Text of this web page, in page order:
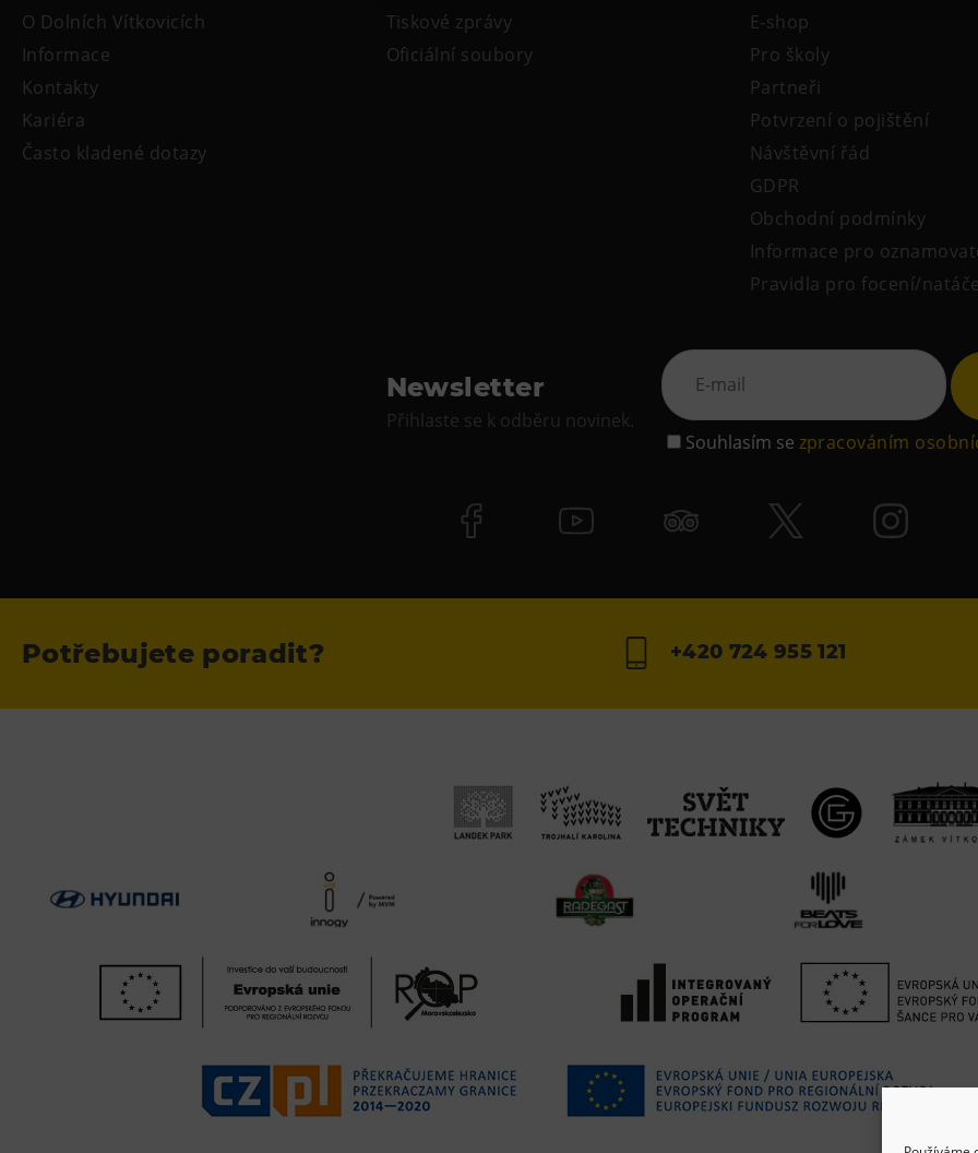
O Dolních Vítkovicích
Informace
Kontakty
Kariéra
Často kladené dotazy
Tiskové zprávy
Oficiální soubory
E-shop
Pro školy
Partneři
Potvrzení o pojištění
Návštěvní řád
GDPR
Obchodní podmínky
Informace pro
Pravidla pro focení/
Newsletter
Přihlaste se k odběru novinek.
Souhlasím se zpracováním
Potřebujete poradit? +420 724 955 121